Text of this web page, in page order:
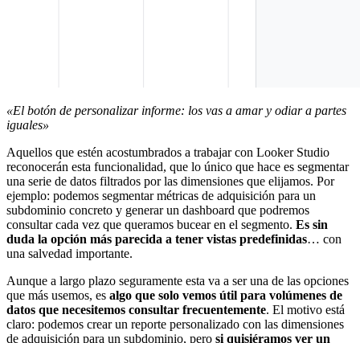
«El botón de personalizar informe: los vas a amar y odiar a partes
iguales»
Aquellos que estén acostumbrados a trabajar con Looker Studio
reconocerán esta funcionalidad, que lo único que hace es segmentar
una serie de datos filtrados por las dimensiones que elijamos. Por
ejemplo: podemos segmentar métricas de adquisición para un
subdominio concreto y generar un dashboard que podremos
consultar cada vez que queramos bucear en el segmento. Es sin
duda la opción más parecida a tener vistas predefinidas… con
una salvedad importante.
Aunque a largo plazo seguramente esta va a ser una de las opciones
que más usemos, es algo que solo vemos útil para volúmenes de
datos que necesitemos consultar frecuentemente. El motivo está
claro: podemos crear un reporte personalizado con las dimensiones
de adquisición para un subdominio, pero si quisiéramos ver un